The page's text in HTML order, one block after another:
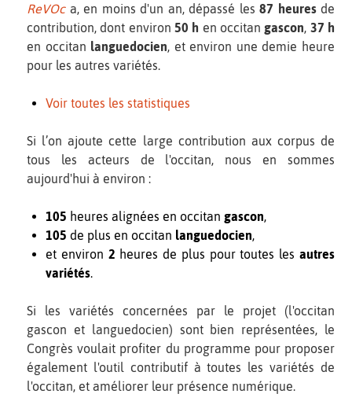
ReVOca, en moins d'un an, dépassé les 87 heuresde
contribution, dont environ 50 h en occitangascon, 37 h
en occitan languedocien, et environ une demie heure
pour les autres variétés.
Voir toutes les statistiques
Si l’on ajoute cette large contribution aux corpus de
tous les acteurs de l'occitan, nous en sommes
aujourd'hui à environ :
105 heures alignées en occitan gascon,
105 de plus en occitan languedocien,
et environ 2 heures de plus pour toutes lesautres
variétés.
Si les variétés concernées par le projet (l'occitan
gascon et languedocien) sont bien représentées, le
Congrès voulait profiter du programme pour proposer
également l'outil contributif à toutes les variétés de
l'occitan, et améliorer leur présence numérique.